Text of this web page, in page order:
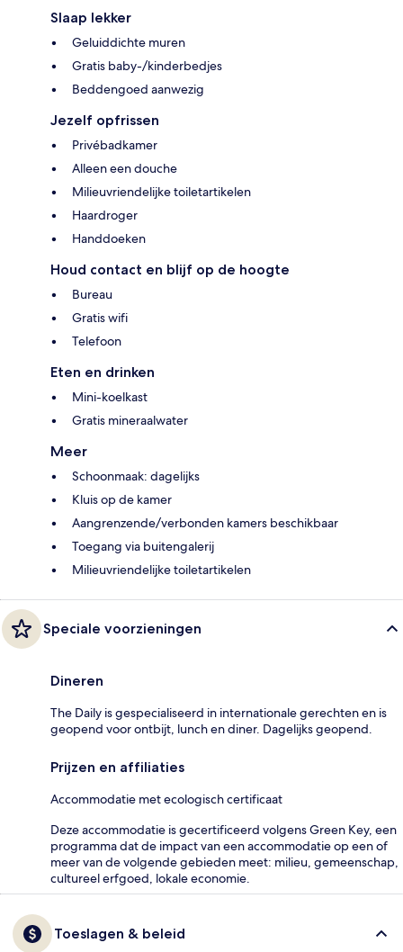
Slaap lekker
Geluiddichte muren
Gratis baby-/kinderbedjes
Beddengoed aanwezig
Jezelf opfrissen
Privébadkamer
Alleen een douche
Milieuvriendelijke toiletartikelen
Haardroger
Handdoeken
Houd contact en blijf op de hoogte
Bureau
Gratis wifi
Telefoon
Eten en drinken
Mini-koelkast
Gratis mineraalwater
Meer
Schoonmaak: dagelijks
Kluis op de kamer
Aangrenzende/verbonden kamers beschikbaar
Toegang via buitengalerij
Milieuvriendelijke toiletartikelen
Speciale voorzieningen
Dineren
The Daily is gespecialiseerd in internationale gerechten en is
geopend voor ontbijt, lunch en diner. Dagelijks geopend.
Prijzen en affiliaties
Accommodatie met ecologisch certificaat
Deze accommodatie is gecertificeerd volgens Green Key, een
programma dat de impact van een accommodatie op een of
meer van de volgende gebieden meet: milieu, gemeenschap,
cultureel erfgoed, lokale economie.
Toeslagen & beleid